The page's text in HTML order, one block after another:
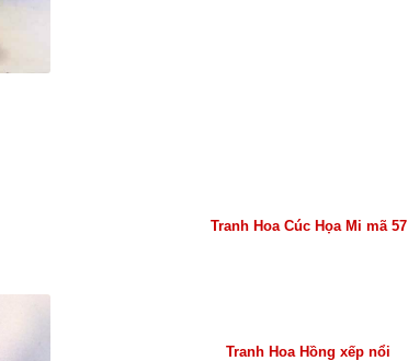
Tranh Hoa Cúc Họa Mi mã 57
Tranh Hoa Hồng xếp nổi